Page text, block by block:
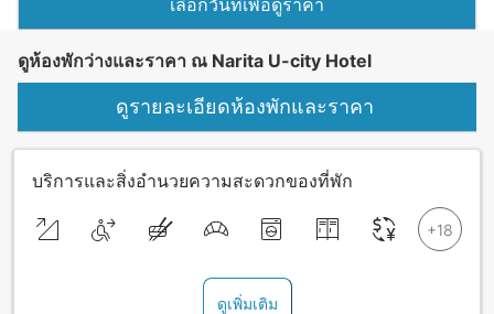
เลือกวันที่เพื่อดูราคา
ดูห้องพักว่างและราคา ณ Narita U-city Hotel
ดูรายละเอียดห้องพักและราคา
บริการและสิ่งอำนวยความสะดวกของที่พัก
ดูเพิ่มเติม